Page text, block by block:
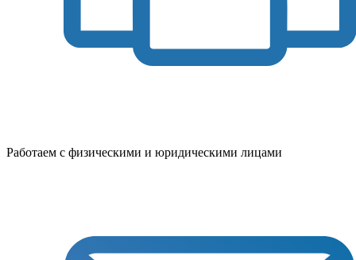
Работаем с физическими и юридическими лицами